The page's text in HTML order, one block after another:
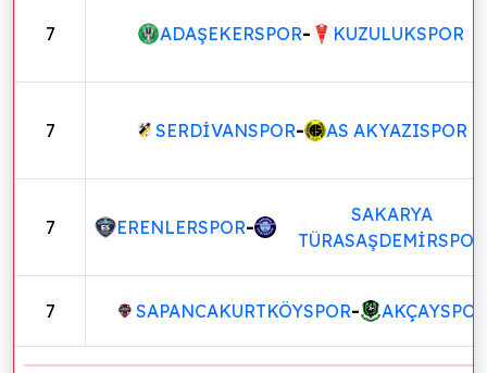
7 ADAŞEKERSPOR- KUZULUKSPOR
7 SERDİVANSPOR- AS AKYAZISPOR
7 ERENLERSPOR-
SAKARYA
TÜRASAŞDEMİRSPOR
7 SAPANCAKURTKÖYSPOR- AKÇAYSPOR